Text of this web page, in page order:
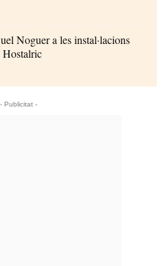
Noguer a les instal·lacions
Hostalric
- Publicitat -